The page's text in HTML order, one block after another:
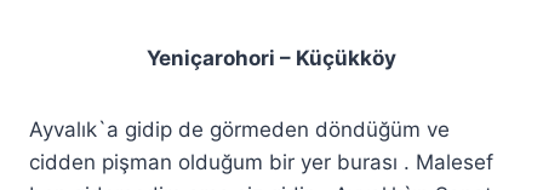
Yeniçarohori – Küçükköy
Ayvalık`a gidip de görmeden döndüğüm ve
cidden pişman olduğum bir yer burası . Malesef